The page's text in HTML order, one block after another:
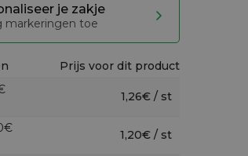
je zakje
markeringen toe
Prijs voor dit product
1,26€ / st
1,20€ / st